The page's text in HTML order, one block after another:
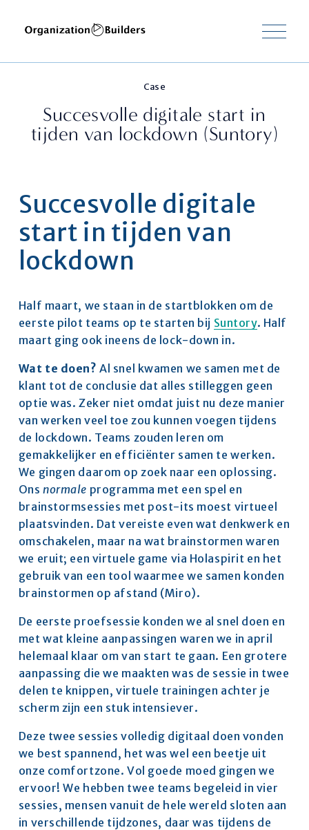
M
e
u
n
e
Succesvolle digitale start in
tijden van lockdown (Suntory)
Case
Succesvolle digitale
start in tijden van
lockdown
Half maart, we staan in de startblokken om de
eerste pilot teams op te starten bij Suntory. Half
maart ging ook ineens de lock-down in.
Wat te doen? Al snel kwamen we samen met de
klant tot de conclusie dat alles stilleggen geen
optie was. Zeker niet omdat juist nu deze manier
van werken veel toe zou kunnen voegen tijdens
de lockdown. Teams zouden leren om
gemakkelijker en efficiënter samen te werken.
We gingen daarom op zoek naar een oplossing.
Ons normale programma met een spel en
brainstormsessies met post-its moest virtueel
plaatsvinden. Dat vereiste even wat denkwerk en
omschakelen, maar na wat brainstormen waren
we eruit; een virtuele game via Holaspirit en het
gebruik van een tool waarmee we samen konden
brainstormen op afstand (Miro).
De eerste proefsessie konden we al snel doen en
met wat kleine aanpassingen waren we in april
helemaal klaar om van start te gaan. Een grotere
aanpassing die we maakten was de sessie in twee
delen te knippen, virtuele trainingen achter je
scherm zijn een stuk intensiever.
Deze twee sessies volledig digitaal doen vonden
we best spannend, het was wel een beetje uit
onze comfortzone. Vol goede moed gingen we
ervoor! We hebben twee teams begeleid in vier
sessies, mensen vanuit de hele wereld sloten aan
in verschillende tijdzones, daar was tijdens de